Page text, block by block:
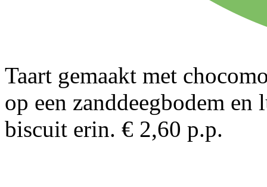
Taart gemaakt met
op een zanddeegbodem
biscuit erin. € 2,60 p.p.